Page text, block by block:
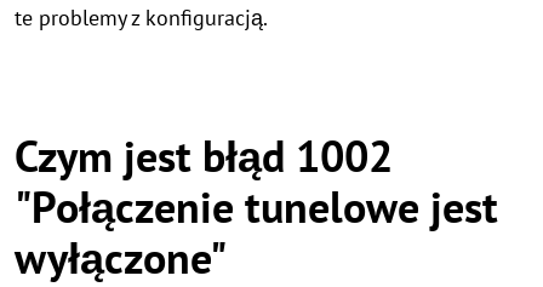
te problemy z konfiguracją.
Czym jest błąd 1002
"Połączenie tunelowe jest
wyłączone"